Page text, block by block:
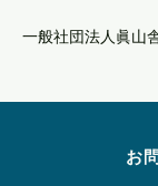
一般社団法人眞山
お